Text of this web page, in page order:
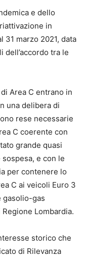
e dello
in
31 marzo 2021, data
tra le
Area C entrano in
una delibera di
rese necessarie
C coerente con
grande quasi
e con le
per contenere lo
C ai veicoli Euro 3
gasolio-gas
Lombardia.
storico che
di Rilevanza